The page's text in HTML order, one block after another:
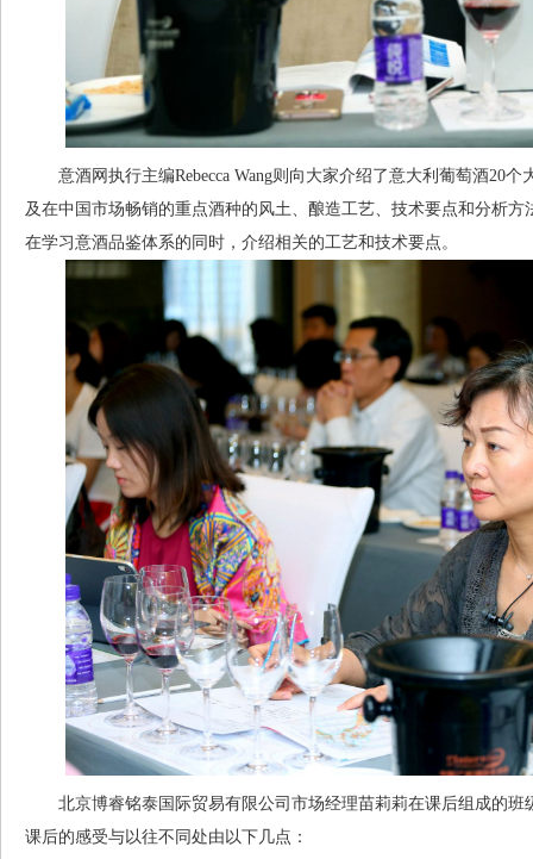
意酒网执行主编Rebecca Wang则向大家介绍了意大利葡萄酒20个
及在中国市场畅销的重点酒种的风土、酿造工艺、技术要点和分析
在学习意酒品鉴体系的同时，介绍相关的工艺和技术要点。
北京博睿铭泰国际贸易有限公司市场经理苗莉莉在课后组成的班
课后的感受与以往不同处由以下几点：